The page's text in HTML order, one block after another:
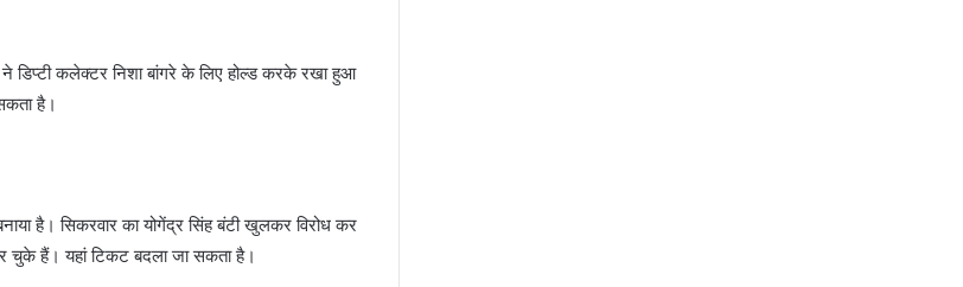
डिप्टी कलेक्टर निशा बांगरे के लिए होल्ड करके रखा हुआ
है।
है। सिकरवार का योगेंद्र सिंह बंटी खुलकर विरोध कर
चुके हैं। यहां टिकट बदला जा सकता है।